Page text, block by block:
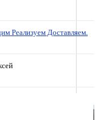
Реализуем Доставляем.